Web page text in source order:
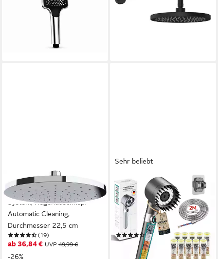
Silber, (1-tlg)
lieferbar - in 4-5 Werktagen bei dir
Brausearm, Regendusche,
Kopfbrause, in Schwarz matt
WENKO
Regenduschkopf Watersaving
System, Regenduschkopf
Automatic Cleaning,
Durchmesser 22,5 cm
(19)
ab 36,84 € UVP 49,99 €
-26%
Sehr beliebt
FOSMET
Handbrause Duschkopf mit
Filter fur Kalk, Hochdruck
Handbrause mit 2m Schlauch,
(Shower Head 10 Ersatzfilter
für Entfernen vom harten
Wasser, Rest-Chlor, Bakterien
(55)
19,99 € UVP 59,99 €